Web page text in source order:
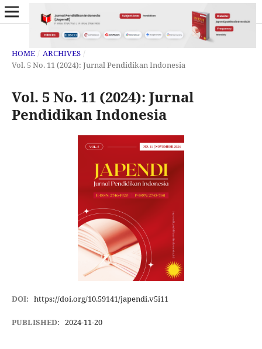
HOME / ARCHIVES /
Vol. 5 No. 11 (2024): Jurnal Pendidikan Indonesia
Vol. 5 No. 11 (2024): Jurnal
Pendidikan Indonesia
DOI: https://doi.org/10.59141/japendi.v5i11
PUBLISHED: 2024-11-20